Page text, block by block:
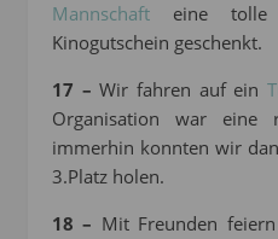
Mannschaft eine tolle
Kinogutschein geschenkt.
17 – Wir fahren auf ein
Organisation war eine
immerhin konnten wir
3.Platz holen.
18 – Mit Freunden